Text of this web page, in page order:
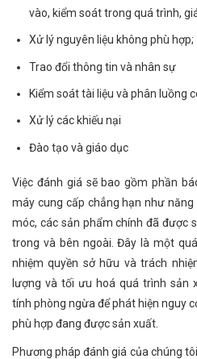
vào, kiểm soát trong quá trình,
Xử lý nguyên liệu không phù hợp;
Trao đổi thông tin và nhân sự
Kiểm soát tài liệu và phân luồng
Xử lý các khiếu nại
Đào tạo và giáo dục
Việc đánh giá sẽ bao gồm phần
máy cung cấp chẳng hạn như
móc, các sản phẩm chính đã được
trong và bên ngoài. Đây là một
nhiệm quyền sở hữu và trách
lượng và tối ưu hoá quá trình sản
tính phòng ngừa để phát hiện nguy
phù hợp đang được sản xuất.
Phương pháp đánh giá của chúng